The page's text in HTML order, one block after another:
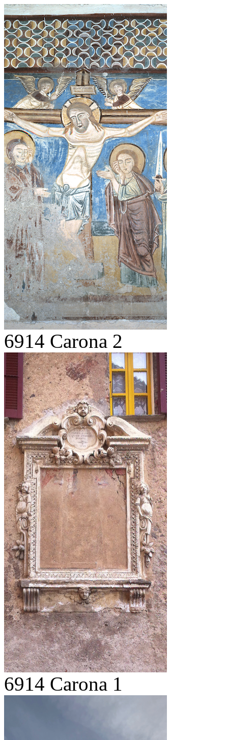
6914 Carona 2
6914 Carona 1